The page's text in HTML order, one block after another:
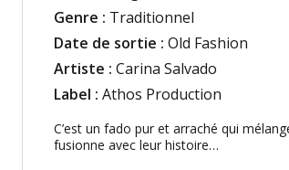
Genre : Traditionnel
Date de sortie : Old Fashion
Artiste : Carina Salvado
Label : Athos Production
C’est un fado pur et arraché qui
fusionne avec leur histoire…